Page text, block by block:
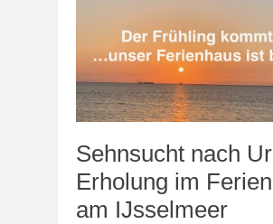
Sehnsucht nach
Erholung im
am IJsselmeer